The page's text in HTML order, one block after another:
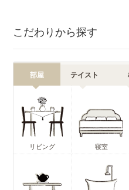
こだわりから探す
部屋 テイスト
リビング 寝室